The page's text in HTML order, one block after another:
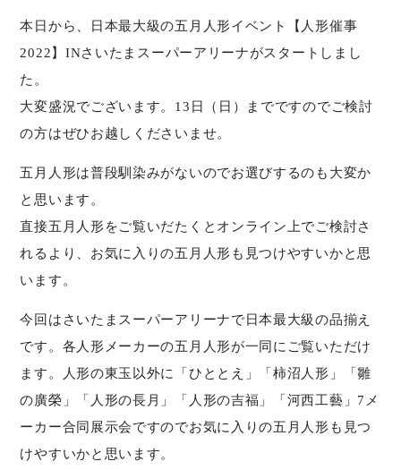
本日から、日本最大級の五月人形イベント【人形催事
2022】INさいたまスーパーアリーナがスタートしまし
た。
大変盛況でございます。13日（日）までですのでご検討
の方はぜひお越しくださいませ。
五月人形は普段馴染みがないのでお選びするのも大変か
と思います。
直接五月人形をご覧いだたくとオンライン上でご検討さ
れるより、お気に入りの五月人形も見つけやすいかと思
います。
今回はさいたまスーパーアリーナで日本最大級の品揃え
です。各人形メーカーの五月人形が一同にご覧いただけ
ます。人形の東玉以外に「ひととえ」「柿沼人形」「雛
の廣榮」「人形の長月」「人形の吉福」「河西工藝」7メ
ーカー合同展示会ですのでお気に入りの五月人形も見つ
けやすいかと思います。